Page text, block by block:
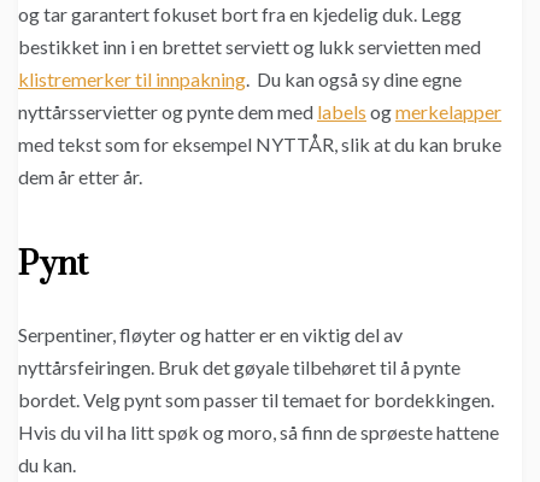
og tar garantert fokuset bort fra en kjedelig duk. Legg
bestikket inn i en brettet serviett og lukk servietten med
klistremerker til innpakning . Du kan også sy dine egne
nyttårsservietter og pynte dem med labels ogmerkelapper
med tekst som for eksempel NYTTÅR, slik at du kan bruke
dem år etter år.
Pynt
Serpentiner, fløyter og hatter er en viktig del av
nyttårsfeiringen. Bruk det gøyale tilbehøret til å pynte
bordet. Velg pynt som passer til temaet for bordekkingen.
Hvis du vil ha litt spøk og moro, så finn de sprøeste hattene
du kan.